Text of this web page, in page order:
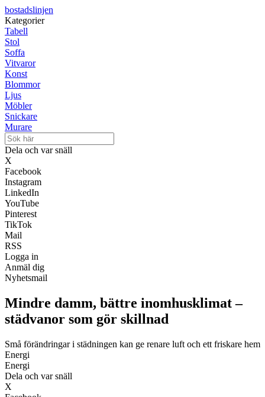
bostadslinjen
Kategorier
Tabell
Stol
Soffa
Vitvaror
Konst
Blommor
Ljus
Möbler
Snickare
Murare
Dela och var snäll
X
Facebook
Instagram
LinkedIn
YouTube
Pinterest
TikTok
Mail
RSS
Logga in
Anmäl dig
Nyhetsmail
Mindre damm, bättre inomhusklimat –
städvanor som gör skillnad
Små förändringar i städningen kan ge renare luft och ett friskare hem
Energi
Energi
Dela och var snäll
X